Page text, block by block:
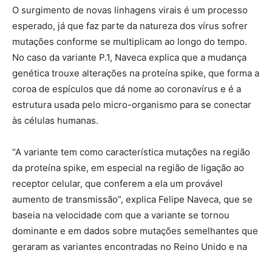
O surgimento de novas linhagens virais é um processo
esperado, já que faz parte da natureza dos vírus sofrer
mutações conforme se multiplicam ao longo do tempo.
No caso da variante P.1, Naveca explica que a mudança
genética trouxe alterações na proteína spike, que forma a
coroa de espículos que dá nome ao coronavírus e é a
estrutura usada pelo micro-organismo para se conectar
às células humanas.
“A variante tem como característica mutações na região
da proteína spike, em especial na região de ligação ao
receptor celular, que conferem a ela um provável
aumento de transmissão”, explica Felipe Naveca, que se
baseia na velocidade com que a variante se tornou
dominante e em dados sobre mutações semelhantes que
geraram as variantes encontradas no Reino Unido e na